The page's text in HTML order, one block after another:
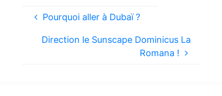
Pourquoi aller à Dubaï ?
Direction le Sunscape Dominicus La
Romana !